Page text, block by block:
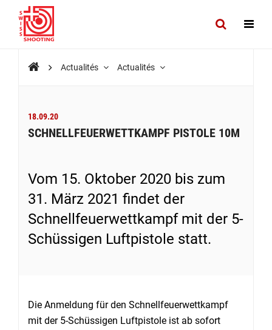
Actualités Actualités
18.09.20
SCHNELLFEUERWETTKAMPF PISTOLE 10M
Vom 15. Oktober 2020 bis zum
31. März 2021 findet der
Schnellfeuerwettkampf mit der 5-
Schüssigen Luftpistole statt.
Die Anmeldung für den Schnellfeuerwettkampf
mit der 5-Schüssigen Luftpistole ist ab sofort